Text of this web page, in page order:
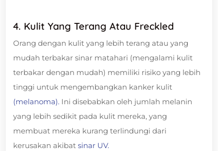
4. Kulit Yang Terang Atau Freckled
Orang dengan kulit yang lebih terang atau yang
mudah terbakar sinar matahari (mengalami kulit
terbakar dengan mudah) memiliki risiko yang lebih
tinggi untuk mengembangkan kanker kulit
(melanoma). Ini disebabkan oleh jumlah melanin
yang lebih sedikit pada kulit mereka, yang
membuat mereka kurang terlindungi dari
kerusakan akibat sinar UV.